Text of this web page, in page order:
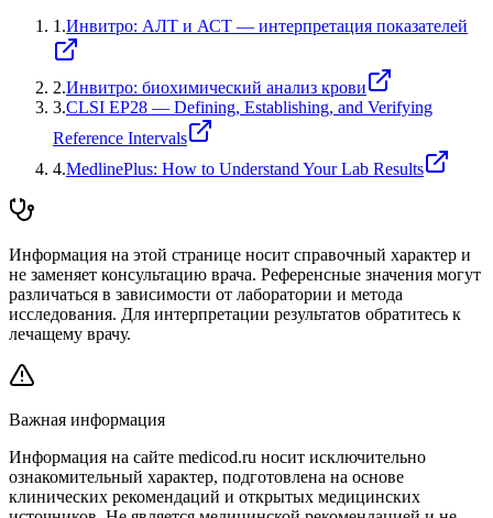
1 .Инвитро: АЛТ и АСТ — интерпретация показателей
2.Инвитро: биохимический анализ крови
3.CLSI EP28 — Defining, Establishing, and Verifying
Reference Intervals
4.MedlinePlus: How to Understand Your Lab Results
Информация на этой странице носит справочный характер и
не заменяет консультацию врача. Референсные значения могут
различаться в зависимости от лаборатории и метода
исследования. Для интерпретации результатов обратитесь к
лечащему врачу.
Важная информация
Информация на сайте medicod.ru носит исключительно
ознакомительный характер, подготовлена на основе
клинических рекомендаций и открытых медицинских